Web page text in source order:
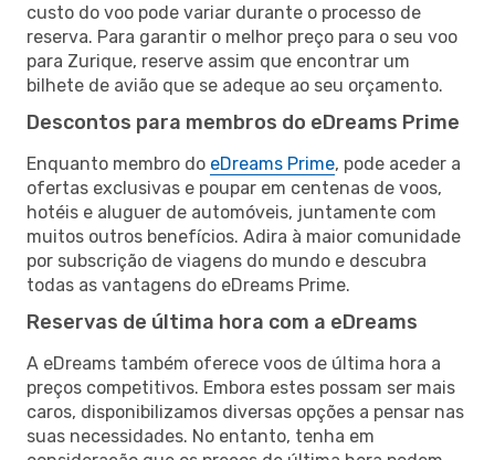
custo do voo pode variar durante o processo de
reserva. Para garantir o melhor preço para o seu voo
para Zurique, reserve assim que encontrar um
bilhete de avião que se adeque ao seu orçamento.
Descontos para membros do eDreams Prime
Enquanto membro do eDreams Prime, pode aceder a
ofertas exclusivas e poupar em centenas de voos,
hotéis e aluguer de automóveis, juntamente com
muitos outros benefícios. Adira à maior comunidade
por subscrição de viagens do mundo e descubra
todas as vantagens do eDreams Prime.
Reservas de última hora com a eDreams
A eDreams também oferece voos de última hora a
preços competitivos. Embora estes possam ser mais
caros, disponibilizamos diversas opções a pensar nas
suas necessidades. No entanto, tenha em